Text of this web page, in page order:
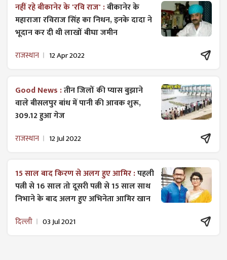
नहीं रहे बीकानेर के 'रवि राज' :बीकानेर के
महाराजा रविराज सिंह का निधन, इनके दादा ने
भूदान कर दी थी लाखों बीघा जमीन
राजस्थान 12 Apr 2022
Good News :तीन जिलों की प्यास बुझाने
वाले बीसलपुर बांध में पानी की आवक शुरू,
309.12 हुआ गेज
राजस्थान 12 Jul 2022
15 साल बाद किरण से अलग हुए आमिर :पहली
पत्नी से 16 साल तो दूसरी पत्नी से 15 साल साथ
निभाने के बाद अलग हुए अभिनेता आमिर खान
दिल्ली 03 Jul 2021